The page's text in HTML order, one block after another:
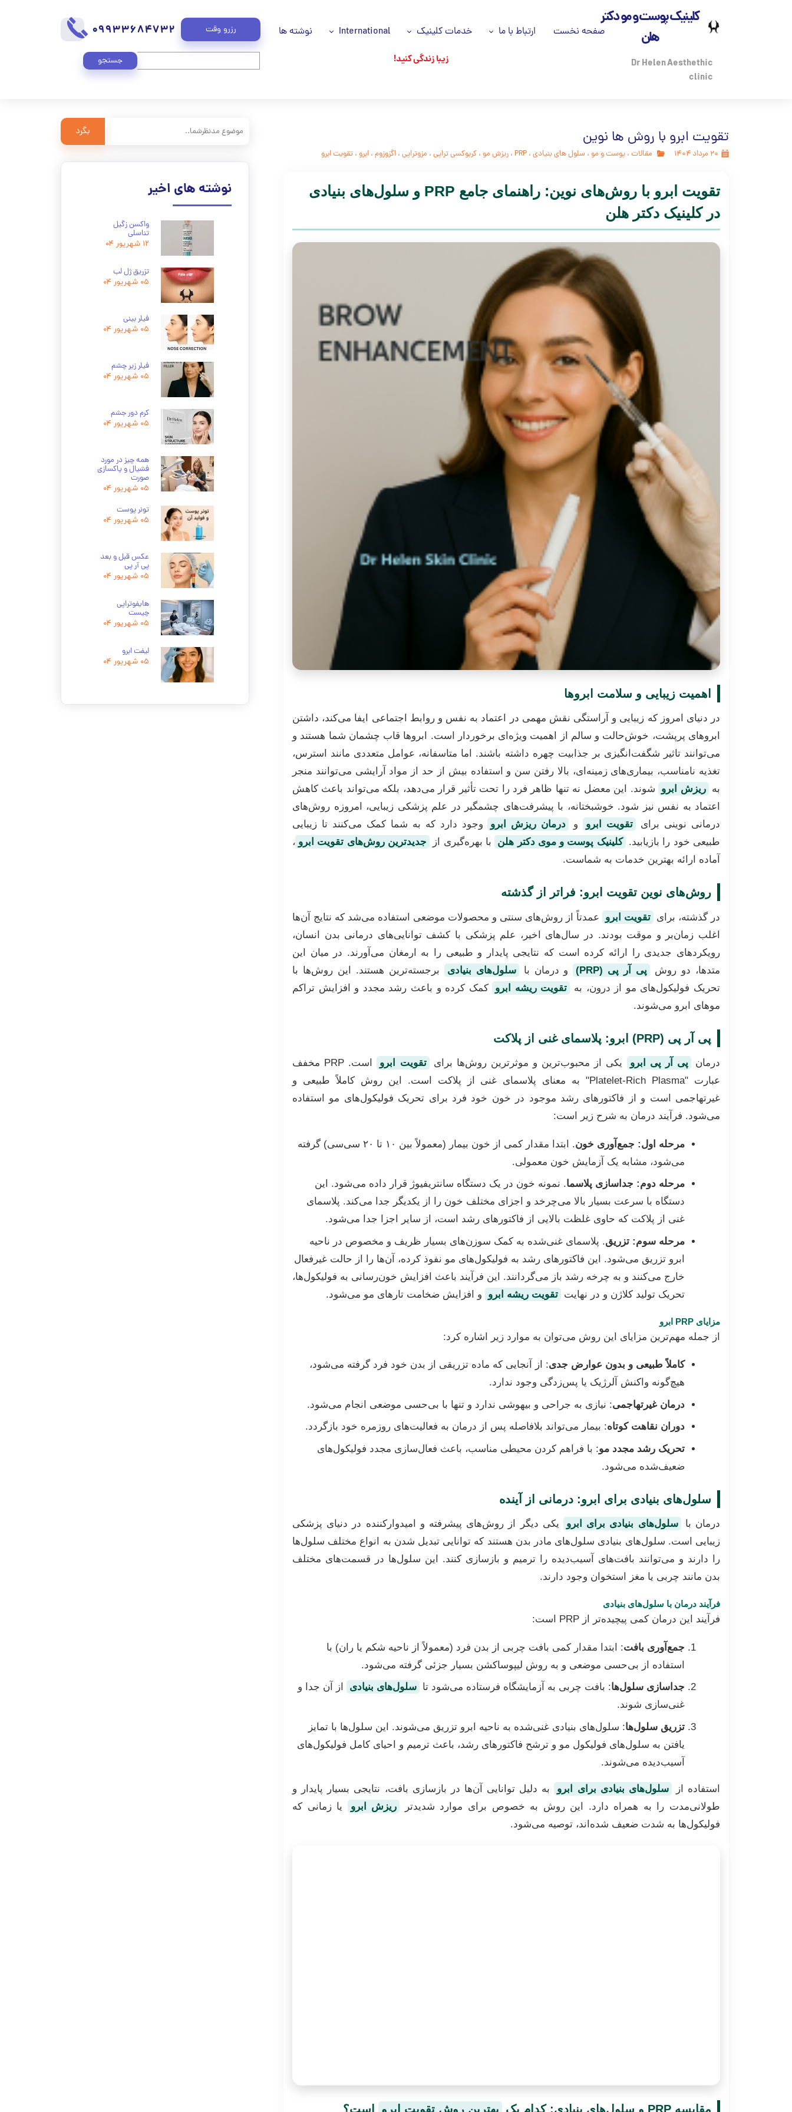
Dr Helen Aesthethic
clinic
کلینیک پوست و مو دکتر
هلن
رزرو وقت 09933684732 صفحه نخست ارتباط با ما خدمات کلینیک
خدمات ما
تزریقات زیبایی
مراقبت های خانگی Home care
برداشتن خال و درمان لک و جوش
درمان زگیل تناسلی
International نوشته ها
جستجو زیبا زندگی کنید!
تقویت ابرو با روش ها نوین
۲۰ مرداد ۱۴۰۴ مقالات ، پوست و مو ، سلول های بنیادی ، PRP ، ریزش مو ، کربوکسی تراپی ، مزوتراپی ، اگزوزوم ، ابرو ، تقویت ابرو
تقویت ابرو با روش‌های نوین: راهنمای جامع PRP و سلول‌های بنیادی
در کلینیک دکتر هلن
اهمیت زیبایی و سلامت ابروها
در دنیای امروز که زیبایی و آراستگی نقش مهمی در اعتماد به نفس و روابط اجتماعی ایفا می‌کند، داشتن
ابروهای پرپشت، خوش‌حالت و سالم از اهمیت ویژه‌ای برخوردار است. ابروها قاب چشمان شما هستند و
می‌توانند تاثیر شگفت‌انگیزی بر جذابیت چهره داشته باشند. اما متاسفانه، عوامل متعددی مانند استرس،
تغذیه نامناسب، بیماری‌های زمینه‌ای، بالا رفتن سن و استفاده بیش از حد از مواد آرایشی می‌توانند منجر
به
ریزش ابرو
شوند. این معضل نه تنها ظاهر فرد را تحت تأثیر قرار می‌دهد، بلکه می‌تواند باعث کاهش
اعتماد به نفس نیز شود. خوشبختانه، با پیشرفت‌های چشمگیر در علم پزشکی زیبایی، امروزه روش‌های
درمانی نوینی برای
تقویت ابرو و درمان ریزش ابرو
وجود دارد که به شما کمک می‌کنند تا زیبایی
طبیعی خود را بازیابید. کلینیک پوست و موی دکتر هلن با بهره‌گیری از جدیدترین روش‌های تقویت ابرو ،
آماده ارائه بهترین خدمات به شماست.
روش‌های نوین تقویت ابرو: فراتر از گذشته
در گذشته، برای تقویت ابرو
عمدتاً از روش‌های سنتی و محصولات موضعی استفاده می‌شد که نتایج آن‌ها
اغلب زمان‌بر و موقت بودند. در سال‌های اخیر، علم پزشکی با کشف توانایی‌های درمانی بدن انسان،
رویکردهای جدیدی را ارائه کرده است که نتایجی پایدار و طبیعی را به ارمغان می‌آورند. در میان این
متدها، دو روش
پی آر پی (PRP) و درمان با سلول‌های بنیادی
برجسته‌ترین هستند. این روش‌ها با
تحریک فولیکول‌های مو از درون، به
تقویت ریشه ابرو
کمک کرده و باعث رشد مجدد و افزایش تراکم
موهای ابرو می‌شوند.
پی آر پی (PRP) ابرو: پلاسمای غنی از پلاکت
درمان پی آر پی ابرو یکی از محبوب‌ترین و موثرترین روش‌ها برای تقویت ابرو
است. PRP مخفف
عبارت "Platelet-Rich Plasma" به معنای پلاسمای غنی از پلاکت است. این روش کاملاً طبیعی و
غیرتهاجمی است و از فاکتورهای رشد موجود در خون خود فرد برای تحریک فولیکول‌های مو استفاده
می‌شود. فرآیند درمان به شرح زیر است:
مرحله اول: جمع‌آوری خون
. ابتدا مقدار کمی از خون بیمار (معمولاً بین ۱۰ تا ۲۰ سی‌سی) گرفته
می‌شود، مشابه یک آزمایش خون معمولی.
مرحله دوم: جداسازی پلاسما. نمونه خون در یک دستگاه سانتریفیوژ قرار داده می‌شود. این
دستگاه با سرعت بسیار بالا می‌چرخد و اجزای مختلف خون را از یکدیگر جدا می‌کند. پلاسمای
غنی از پلاکت که حاوی غلظت بالایی از فاکتورهای رشد است، از سایر اجزا جدا می‌شود.
مرحله سوم: تزریق. پلاسمای غنی‌شده به کمک سوزن‌های بسیار ظریف و مخصوص در ناحیه
ابرو تزریق می‌شود. این فاکتورهای رشد به فولیکول‌های مو نفوذ کرده، آن‌ها را از حالت غیرفعال
خارج می‌کنند و به چرخه رشد باز می‌گردانند. این فرآیند باعث افزایش خون‌رسانی به فولیکول‌ها،
تحریک تولید کلاژن و در نهایت تقویت ریشه ابرو و افزایش ضخامت تارهای مو می‌شود.
مزایای PRP ابرو
از جمله مهم‌ترین مزایای این روش می‌توان به موارد زیر اشاره کرد:
کاملاً طبیعی و بدون عوارض جدی: از آنجایی که ماده تزریقی از بدن خود فرد گرفته می‌شود،
هیچ‌گونه واکنش آلرژیک یا پس‌زدگی وجود ندارد.
درمان غیرتهاجمی: نیازی به جراحی و بیهوشی ندارد و تنها با بی‌حسی موضعی انجام می‌شود.
دوران نقاهت کوتاه: بیمار می‌تواند بلافاصله پس از درمان به فعالیت‌های روزمره خود بازگردد.
تحریک رشد مجدد مو: با فراهم کردن محیطی مناسب، باعث فعال‌سازی مجدد فولیکول‌های
ضعیف‌شده می‌شود.
سلول‌های بنیادی برای ابرو: درمانی از آینده
درمان با سلول‌های بنیادی برای ابرو
یکی دیگر از روش‌های پیشرفته و امیدوارکننده در دنیای پزشکی
زیبایی است. سلول‌های بنیادی سلول‌های مادر بدن هستند که توانایی تبدیل شدن به انواع مختلف سلول‌ها
را دارند و می‌توانند بافت‌های آسیب‌دیده را ترمیم و بازسازی کنند. این سلول‌ها در قسمت‌های مختلف
بدن مانند چربی یا مغز استخوان وجود دارند.
فرآیند درمان با سلول‌های بنیادی
فرآیند این درمان کمی پیچیده‌تر از PRP است:
جمع‌آوری بافت: ابتدا مقدار کمی بافت چربی از بدن فرد (معمولاً از ناحیه شکم یا ران) با
استفاده از بی‌حسی موضعی و به روش لیپوساکشن بسیار جزئی گرفته می‌شود.
جداسازی سلول‌ها: بافت چربی به آزمایشگاه فرستاده می‌شود تا سلول‌های بنیادی
از آن جدا و
غنی‌سازی شوند.
تزریق سلول‌ها: سلول‌های بنیادی غنی‌شده به ناحیه ابرو تزریق می‌شوند. این سلول‌ها با تمایز
یافتن به سلول‌های فولیکول مو و ترشح فاکتورهای رشد، باعث ترمیم و احیای کامل فولیکول‌های
آسیب‌دیده می‌شوند.
استفاده از سلول‌های بنیادی برای ابرو
به دلیل توانایی آن‌ها در بازسازی بافت، نتایجی بسیار پایدار و
طولانی‌مدت را به همراه دارد. این روش به خصوص برای موارد شدیدتر
ریزش ابرو
یا زمانی که
فولیکول‌ها به شدت ضعیف شده‌اند، توصیه می‌شود.
مقایسه PRP و سلول‌های بنیادی: کدام یک بهترین روش تقویت ابرو است؟
نوشته های اخیر
واکسن زگیل
تناسلی
۱۲ شهریور ۰۴
تزریق ژل لب
۰۵ شهریور ۰۴
فیلر بینی
۰۵ شهریور ۰۴
فیلر زیر چشم
۰۵ شهریور ۰۴
کرم دور جشم
۰۵ شهریور ۰۴
همه چیز در مورد
فشیال و پاکسازی
صورت
۰۵ شهریور ۰۴
تونر پوست
۰۵ شهریور ۰۴
عکس قبل و بعد
پی آر پی
۰۵ شهریور ۰۴
هایفوتراپی
چیست
۰۵ شهریور ۰۴
لیفت ابرو
۰۵ شهریور ۰۴
بگرد